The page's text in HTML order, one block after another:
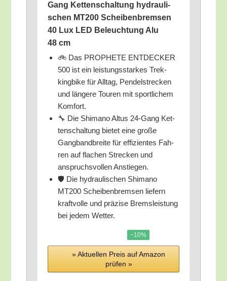
Gang Ket­ten­schal­tung hydrau­li­
schen MT200 Schei­ben­brem­sen
40 Lux LED Beleuch­tung Alu
48 cm
🚲 Das PROPHETE ENTDECKER
500 ist ein leis­tungs­star­kes Trek­
king­bike für All­tag, Pen­del­stre­cken
und län­ge­re Tou­ren mit sport­li­chem
Komfort.
🔧 Die Shi­ma­no Alt­us 24‑Gang Ket­
ten­schal­tung bie­tet eine gro­ße
Gang­band­brei­te für effi­zi­en­tes Fah­
ren auf fla­chen Stre­cken und
anspruchs­vol­len Anstiegen.
🛡️ Die hydrau­li­schen Shi­ma­no
MT200 Schei­ben­brem­sen lie­fern
kraft­vol­le und prä­zi­se Brems­leis­tung
bei jedem Wetter.
−10%
» Aktu­el­len Preis auf Ama­zon
prü­fen »